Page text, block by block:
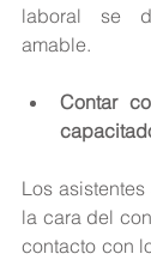
laboral se
amable.
Contar
Los
la cara del
contacto con